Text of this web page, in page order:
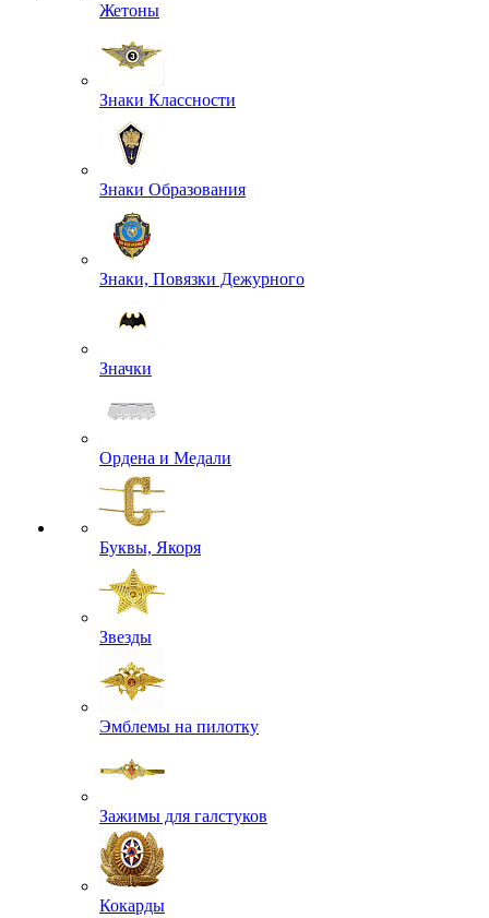
Жетоны
Знаки Классности
Знаки Образования
Знаки, Повязки Дежурного
Значки
Ордена и Медали
Буквы, Якоря
Звезды
Эмблемы на пилотку
Зажимы для галстуков
Кокарды